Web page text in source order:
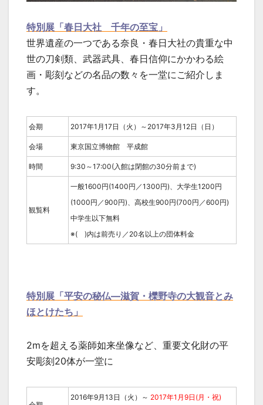
特別展「春日大社 千年の至宝」
世界遺産の一つである奈良・春日大社の貴重な中
世の刀剣類、武器武具、春日信仰にかかわる絵
画・彫刻などの名品の数々を一堂にご紹介しま
す。
会期 2017年1月17日（火）～2017年3月12日（日）
会場 東京国立博物館 平成館
時間 9:30～17:00(入館は閉館の30分前まで)
観覧料
一般1600円(1400円／1300円)、大学生1200円
(1000円／900円)、高校生900円(700円／600円)
中学生以下無料
※( )内は前売り／20名以上の団体料金
特別展「平安の秘仏―滋賀・櫟野寺の大観音とみ
ほとけたち」
2mを超える薬師如来坐像など、重要文化財の平
安彫刻20体が一堂に
2016年9月13日（火）～ 2017年1月9日(月・祝)